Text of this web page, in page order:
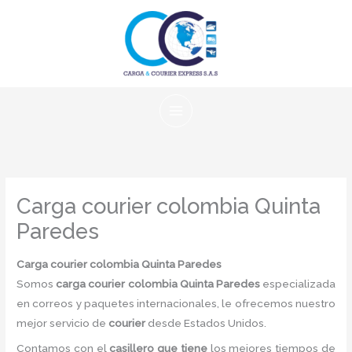
Carga courier colombia Quinta
Paredes
Carga courier colombia Quinta Paredes
Somos carga courier colombia Quinta Paredesespecializada
en correos y paquetes internacionales, le ofrecemos nuestro
mejor servicio de courier desde Estados Unidos.
Contamos con el casillero que tienelos mejores tiempos de